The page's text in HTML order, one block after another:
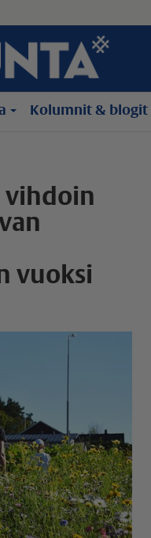
Kolumnit & blogit
vihdoin
vuoksi